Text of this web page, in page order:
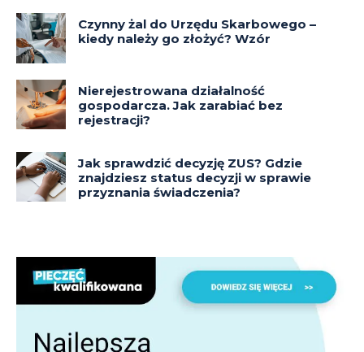
Czynny żal do Urzędu Skarbowego –
kiedy należy go złożyć? Wzór
Nierejestrowana działalność
gospodarcza. Jak zarabiać bez
rejestracji?
Jak sprawdzić decyzję ZUS? Gdzie
znajdziesz status decyzji w sprawie
przyznania świadczenia?